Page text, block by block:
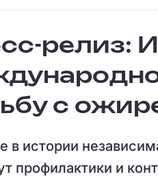
релиз:
с
в истории
профилактики и